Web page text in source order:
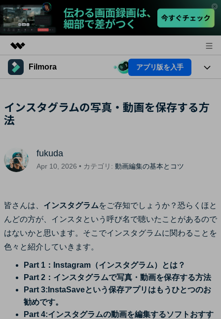
製品
ユーティリティ
概要
ソリューション
企業情報
サポート
Filmora アプリ版を入手
プラットフォーム
AI機能
AIヒント
活用法
Filmoraのユーザー層
動画編集のコツ
サポート
サポート
カスタマーサポート
購入する
検索
インスタグラムの写真・動画を保存する方
法
fukuda
Apr 10, 2026 • カテゴリ: 動画編集の基本とコツ
皆さんは、 インスタグラムをご存知でしょうか？恐らくほと
んどの方が、インスタという呼び名で聴いたことがあるので
はないかと思います。そこでインスタグラムに関わることを
色々と紹介していきます。
Part 1：Instagram（インスタグラム）とは？
Part 2：インスタグラムで写真・動画を保存する方法
Part 3:InstaSaveという保存アプリはもうひとつのお
勧めです。
Part 4:インスタグラムの動画を編集するソフトおすす